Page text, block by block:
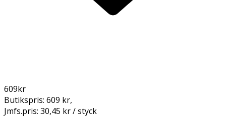
609kr
Butikspris: 609 kr,
Jmfs.pris: 30,45 kr / styck